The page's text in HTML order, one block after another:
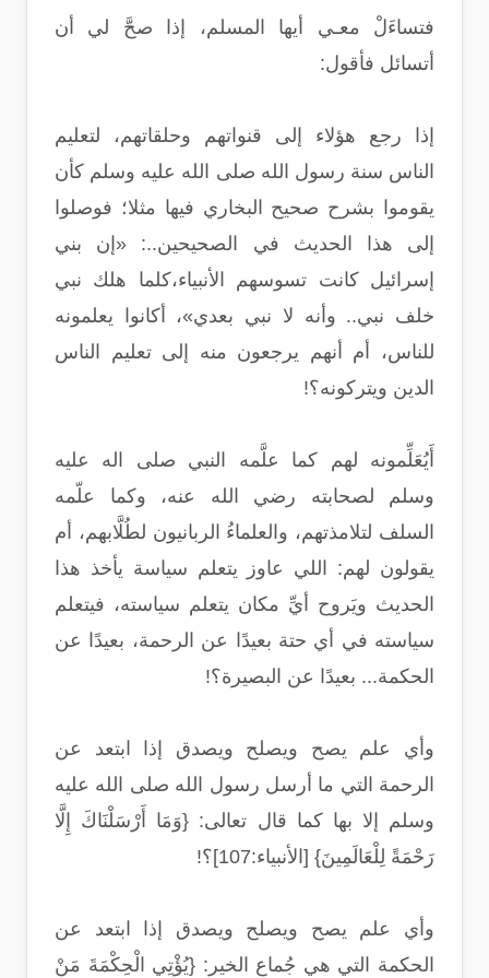
فتساءَلْ معـي أيها المسلم، إذا صحَّ لي أن
أتسائل فأقول:
إذا رجع هؤلاء إلى قنواتهم وحلقاتهم، لتعليم
الناس سنة رسول الله صلى الله عليه وسلم كأن
يقوموا بشرح صحيح البخاري فيها مثلا؛ فوصلوا
إلى هذا الحديث في الصحيحين..: «إن بني
إسرائيل كانت تسوسهم الأنبياء،كلما هلك نبي
خلف نبي.. وأنه لا نبي بعدي»، أكانوا يعلمونه
للناس، أم أنهم يرجعون منه إلى تعليم الناس
الدين ويتركونه؟!
أَيُعَلِّمونه لهم كما علَّمه النبي صلى اله عليه
وسلم لصحابته رضي الله عنه، وكما علّمه
السلف لتلامذتهم، والعلماءُ الربانيون لطُلَّابهم، أم
يقولون لهم: اللي عاوز يتعلم سياسة يأخذ هذا
الحديث ويَروح أيِّ مكان يتعلم سياسته، فيتعلم
سياسته في أي حتة بعيدًا عن الرحمة، بعيدًا عن
الحكمة... بعيدًا عن البصيرة؟!
وأي علم يصح ويصلح ويصدق إذا ابتعد عن
الرحمة التي ما أرسل رسول الله صلى الله عليه
وسلم إلا بها كما قال تعالى: {وَمَا أَرْسَلْنَاكَ إِلَّا
رَحْمَةً لِلْعَالَمِينَ} [الأنبياء:107]؟!
وأي علم يصح ويصلح ويصدق إذا ابتعد عن
الحكمة التي هي جُماع الخير: {يُؤْتِي الْحِكْمَةَ مَنْ